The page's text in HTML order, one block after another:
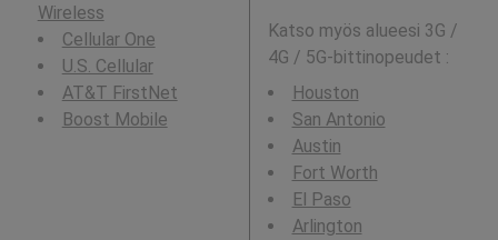
Wireless
Cellular One
U.S. Cellular
AT&T FirstNet
Boost Mobile
Katso myös alueesi 3G /
4G / 5G-bittinopeudet :
Houston
San Antonio
Austin
Fort Worth
El Paso
Arlington